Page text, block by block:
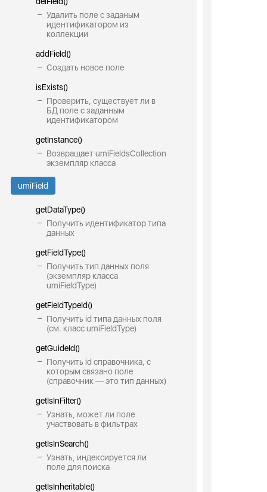
Удалить поле с заданым
идентификатором из
коллекции
addField()
Создать новое поле
isExists()
Проверить, существует ли в
БД поле с заданным
идентификатором
getInstance()
Возвращает umiFieldsCollection
экземпляр класса
umiField
getDataType()
Получить идентификатор типа
данных
getFieldType()
Получить тип данных поля
(экземпляр класса
umiFieldType)
getFieldTypeId()
Получить id типа данных поля
(см. класс umiFieldType)
getGuideId()
Получить id справочника, с
которым связано поле
(справочник — это тип данных)
getIsInFilter()
Узнать, может ли поле
участвовать в фильтрах
getIsInSearch()
Узнать, индексируется ли
поле для поиска
getIsInheritable()